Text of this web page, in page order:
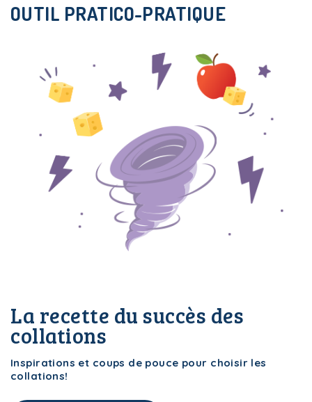
Le
Le
Le
OUTIL PRATICO-PRATIQUE
La recette du succès des
collations
Inspirations et coups de pouce pour choisir les
collations!